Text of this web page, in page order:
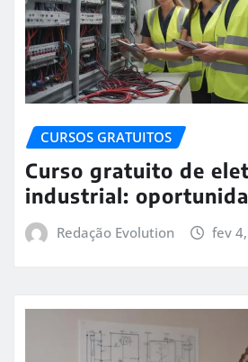
CURSOS GRATUITOS
Curso gratuito de
industrial:
Redação Evolution fev